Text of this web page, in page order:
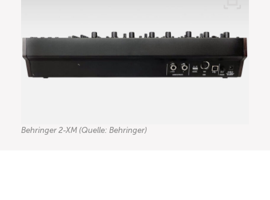
Behringer 2-XM (Quelle: Behringer)